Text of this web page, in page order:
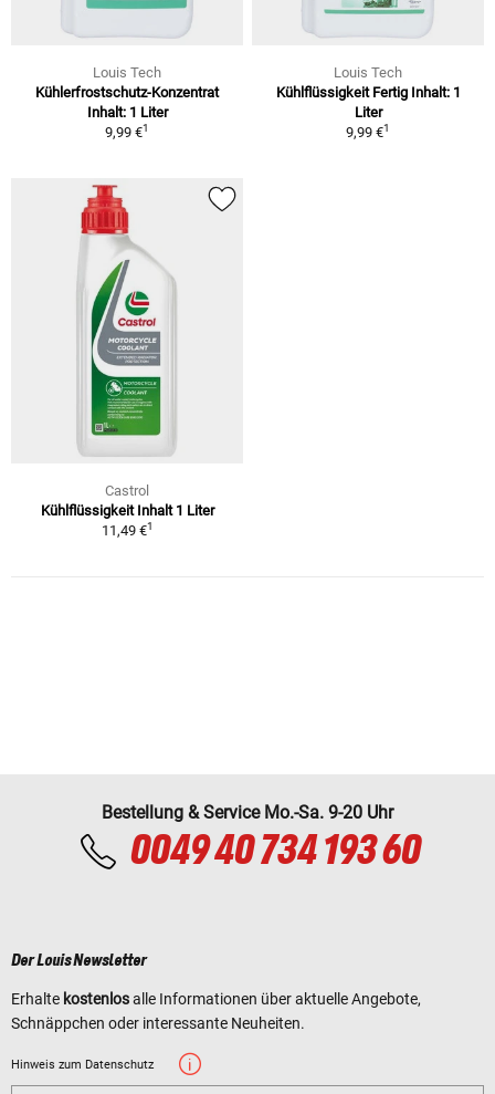
Louis Tech
Kühlerfrostschutz-Konzentrat
Inhalt: 1 Liter
9,99 €1
Louis Tech
Kühlflüssigkeit Fertig Inhalt: 1
Liter
9,99 €1
Castrol
Kühlflüssigkeit Inhalt 1 Liter
11,49 €1
Bestellung & Service Mo.-Sa. 9-20 Uhr
0049 40 734 193 60
Der Louis Newsletter
Erhalte kostenlosalle Informationen über aktuelle Angebote,
Schnäppchen oder interessante Neuheiten.
Hinweis zum Datenschutz